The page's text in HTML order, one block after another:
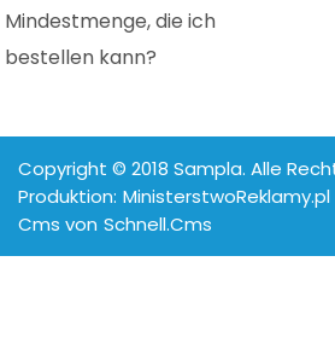
Mindestmenge, die ich
bestellen kann?
Copyright © 2018 Sampla. Alle
Produktion: MinisterstwoReklamy.pl
Cms von Schnell.Cms